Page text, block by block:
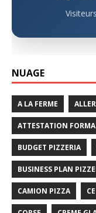
Visiteurs
NUAGE
A LA FERME
ATTESTATION
BUDGET PIZZERIA
BUSINESS PLAN
CAMION PIZZA